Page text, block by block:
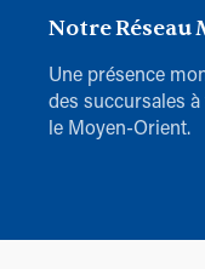
Notre Réseau
Une présence
des succursales à
le Moyen-Orient.